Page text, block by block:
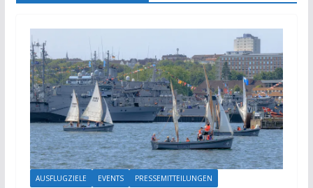
AUSFLUGZIELE EVENTS PRESSEMITTEILUNGEN